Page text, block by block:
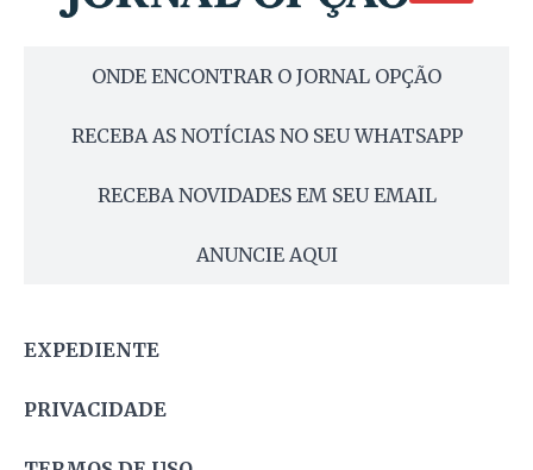
ONDE ENCONTRAR O JORNAL OPÇÃO
RECEBA AS NOTÍCIAS NO SEU WHATSAPP
RECEBA NOVIDADES EM SEU EMAIL
ANUNCIE AQUI
EXPEDIENTE
PRIVACIDADE